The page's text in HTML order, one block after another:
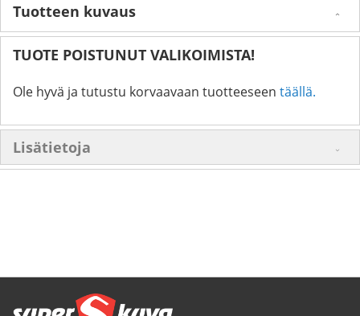
Tuotteen kuvaus
TUOTE POISTUNUT VALIKOIMISTA!
Ole hyvä ja tutustu korvaavaan tuotteeseen täällä.
Lisätietoja